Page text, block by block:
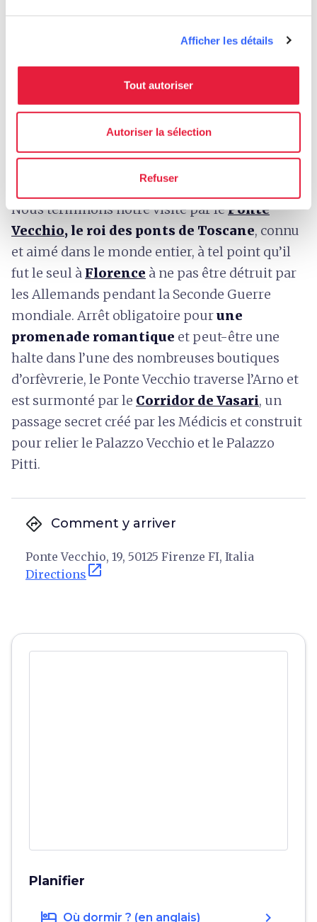
Afficher les détails
Tout autoriser
Autoriser la sélection
Refuser
Ponte Vecchio de nuit
Nous terminons notre visite par lePonte
Vecchio, le roi des ponts de Toscane, connu
et aimé dans le monde entier, à tel point qu’il
fut le seul à Florence à ne pas être détruit par
les Allemands pendant la Seconde Guerre
mondiale. Arrêt obligatoire pourune
promenade romantique et peut-être une
halte dans l’une des nombreuses boutiques
d’orfèvrerie, le Ponte Vecchio traverse l’Arno et
est surmonté par le Corridor de Vasari, un
passage secret créé par les Médicis et construit
pour relier le Palazzo Vecchio et le Palazzo
Pitti.
directions Comment y arriver
Ponte Vecchio, 19, 50125 Firenze FI, Italia
Directions open_in_new
Planifier
hotel Où dormir ? (en anglais) chevron_right